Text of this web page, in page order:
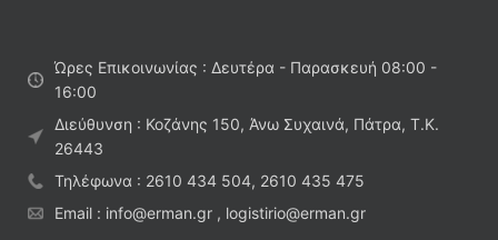
Ώρες Επικοινωνίας : Δευτέρα - Παρασκευή 08:00 -
16:00
Διεύθυνση : Κοζάνης 150, Άνω Συχαινά, Πάτρα, Τ.Κ.
26443
Τηλέφωνα : 2610 434 504, 2610 435 475
Email : info@erman.gr , logistirio@erman.gr